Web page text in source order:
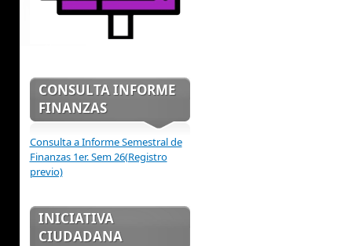
CONSULTA INFORME
FINANZAS
Consulta a Informe Semestral de
Finanzas 1er. Sem 26(Registro
previo)
INICIATIVA
CIUDADANA